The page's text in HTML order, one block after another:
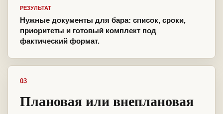
РЕЗУЛЬТАТ
Нужные документы для бара: список, сроки,
приоритеты и готовый комплект под
фактический формат.
03
Плановая или внеплановая